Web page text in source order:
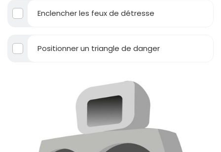
Enclencher les feux de détresse
Positionner un triangle de danger